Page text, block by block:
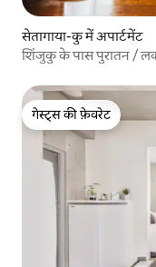
सेतागाया-कु में अपार्टमेंट
शिंजुकु के पास पुरातन /
गेस्ट्स की फ़ेवरेट
गेस्ट्स की फ़ेवरेट